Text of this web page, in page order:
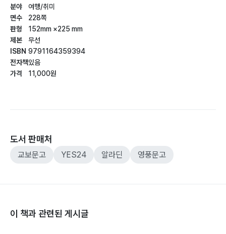
분야
면수
판형
제본
ISBN
전자책
가격
여행/취미
228쪽
152mm ×225 mm
무선
9791164359394
있음
11,000원
도서 판매처
교보문고 YES24 알라딘 영풍문고
이 책과 관련된 게시글